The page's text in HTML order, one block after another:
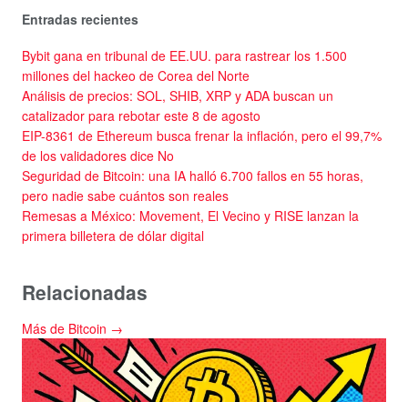
Entradas recientes
Bybit gana en tribunal de EE.UU. para rastrear los 1.500
millones del hackeo de Corea del Norte
Análisis de precios: SOL, SHIB, XRP y ADA buscan un
catalizador para rebotar este 8 de agosto
EIP-8361 de Ethereum busca frenar la inflación, pero el 99,7%
de los validadores dice No
Seguridad de Bitcoin: una IA halló 6.700 fallos en 55 horas,
pero nadie sabe cuántos son reales
Remesas a México: Movement, El Vecino y RISE lanzan la
primera billetera de dólar digital
Relacionadas
Más de Bitcoin →